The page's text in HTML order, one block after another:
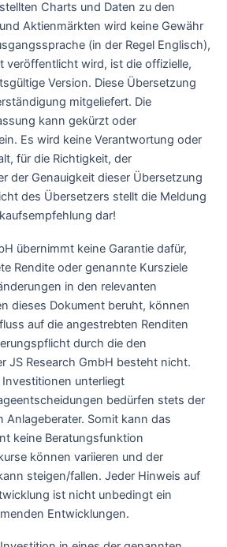
Charts und Daten zu den
Aktienmärkten wird keine Gewähr
(in der Regel Englisch),
veröffentlicht wird, ist die offizielle,
Version. Diese Übersetzung
mitgeliefert. Die
kann gekürzt oder
Es wird keine Verantwortung oder
für die Richtigkeit, der
der Genauigkeit dieser Übersetzung
des Übersetzers stellt die Meldung
dar!
übernimmt keine Garantie dafür,
Rendite oder genannte Kursziele
in den relevanten
dieses Dokument beruht, können
auf die angestrebten Renditen
durch die den
JS Research GmbH besteht nicht.
unterliegt
bedürfen stets der
Anlageberater. Somit kann das
keine Beratungsfunktion
können variieren und der
steigen/fallen. Jeder Hinweis auf
ist nicht unbedingt ein
Entwicklungen.